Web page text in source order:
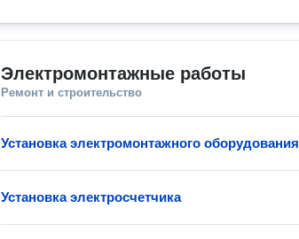
Электромонтажные работы
Ремонт и строительство
Установка электромонтажного оборудования
Установка электросчетчика